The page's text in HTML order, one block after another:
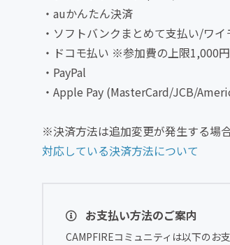
・auかんたん決済
・ソフトバンクまとめて支払い/ワ
・ドコモ払い ※参加費の上限1,000
・PayPal
・Apple Pay (MasterCard/JCB/
※決済方法は追加変更が発生する場
対応している決済方法について
お支払い方法のご案内
CAMPFIREコミュニティは以下のお